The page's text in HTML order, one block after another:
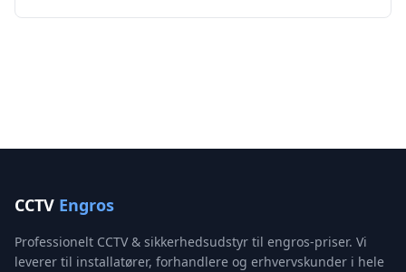
CCTV Engros
Professionelt CCTV & sikkerhedsudstyr til engros-priser. Vi
leverer til installatører, forhandlere og erhvervskunder i hele